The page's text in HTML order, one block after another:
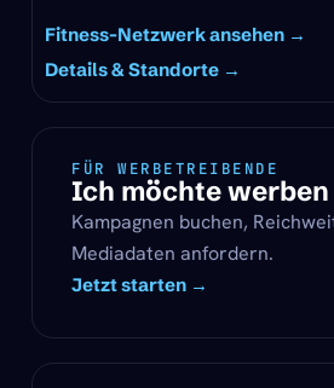
Fitness-Netzwerk ansehen →
Details & Standorte →
FÜR WERBETREIBENDE
Ich möchte werben
Kampagnen buchen,
Mediadaten anfordern.
Jetzt starten →